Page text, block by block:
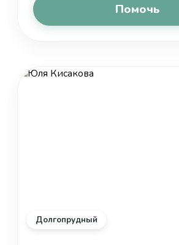
Помочь
Долгопрудный